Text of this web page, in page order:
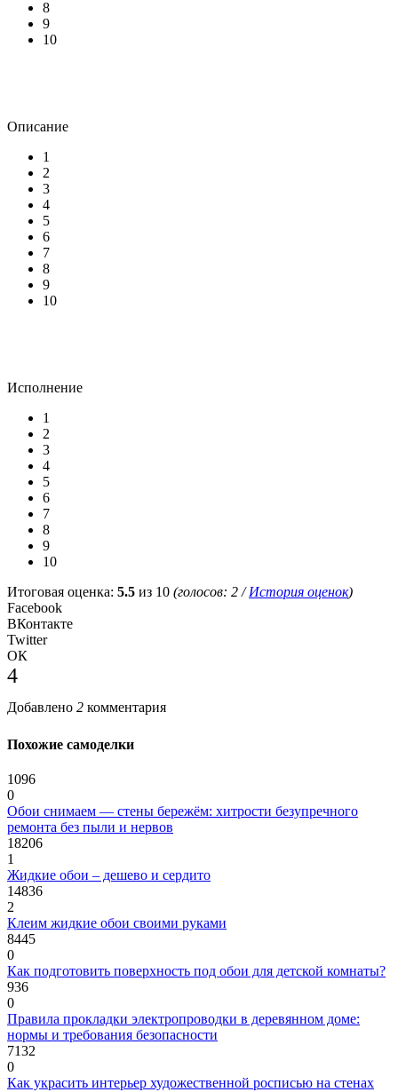
8
9
10
Описание
1
2
3
4
5
6
7
8
9
10
Исполнение
1
2
3
4
5
6
7
8
9
10
Итоговая оценка: 5.5 из 10 (голосов: 2 /История оценок)
Facebook
ВКонтакте
Twitter
ОК
4
Добавлено 2 комментария
Похожие самоделки
1096
0
Обои снимаем — стены бережём: хитрости безупречного
ремонта без пыли и нервов
18206
1
Жидкие обои – дешево и сердито
14836
2
Клеим жидкие обои своими руками
8445
0
Как подготовить поверхность под обои для детской комнаты?
936
0
Правила прокладки электропроводки в деревянном доме:
нормы и требования безопасности
7132
0
Как украсить интерьер художественной росписью на стенах